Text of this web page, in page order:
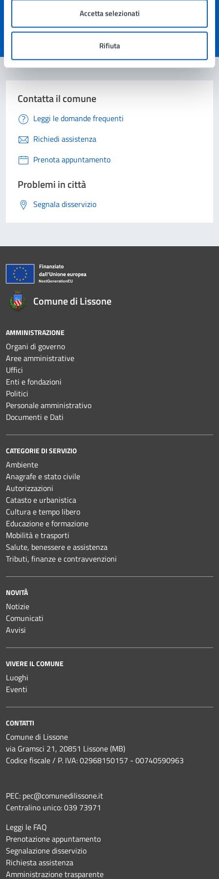
Accetta selezionati
Rifiuta
Valuta 5 stelle su 5
Valuta 4 stelle su 5
Valuta 3 stelle su 5
Contatta il comune
Leggi le domande frequenti
Richiedi assistenza
Prenota appuntamento
Problemi in città
Segnala disservizio
Comune di Lissone
AMMINISTRAZIONE
Organi di governo
Aree amministrative
Uffici
Enti e fondazioni
Politici
Personale amministrativo
Documenti e Dati
CATEGORIE DI SERVIZIO
Ambiente
Anagrafe e stato civile
Autorizzazioni
Catasto e urbanistica
Cultura e tempo libero
Educazione e formazione
Mobilità e trasporti
Salute, benessere e assistenza
Tributi, finanze e contravvenzioni
NOVITÀ
Notizie
Comunicati
Avvisi
VIVERE IL COMUNE
Luoghi
Eventi
CONTATTI
Comune di Lissone
via Gramsci 21, 20851 Lissone (MB)
Codice fiscale / P. IVA: 02968150157 - 00740590963
PEC: pec@comunedilissone.it
Centralino unico:039 73971
Leggi le FAQ
Prenotazione appuntamento
Segnalazione disservizio
Richiesta assistenza
Amministrazione trasparente